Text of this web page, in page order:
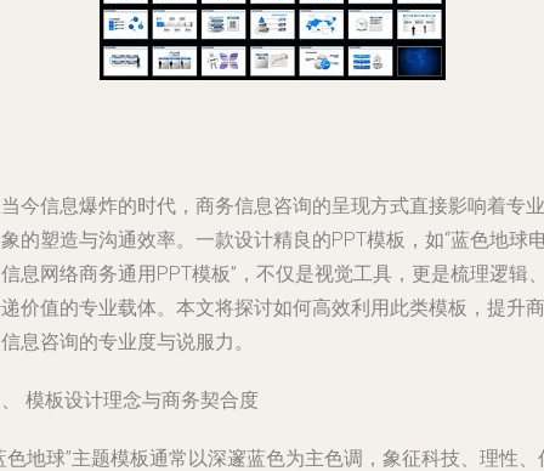
今信息爆炸的时代，商务信息咨询的呈现方式直接影响着专业
的塑造与沟通效率。一款设计精良的PPT模板，如“蓝色地球
息网络商务通用PPT模板”，不仅是视觉工具，更是梳理逻辑
价值的专业载体。本文将探讨如何高效利用此类模板，提升商
息咨询的专业度与说服力。
模板设计理念与商务契合度
色地球”主题模板通常以深邃蓝色为主色调，象征科技、理性、